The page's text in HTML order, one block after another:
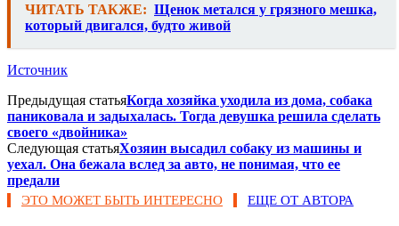
ЧИТАТЬ ТАКЖЕ: Щенок метался у грязного мешка,
который двигался, будто живой
Источник
Предыдущая статьяКогда хозяйка уходила из дома, собака
паниковала и задыхалась. Тогда девушка решила сделать
своего «двойника»
Следующая статьяХозяин высадил собаку из машины и
уехал. Она бежала вслед за авто, не понимая, что ее
предали
ЭТО МОЖЕТ БЫТЬ ИНТЕРЕСНО ЕЩЕ ОТ АВТОРА